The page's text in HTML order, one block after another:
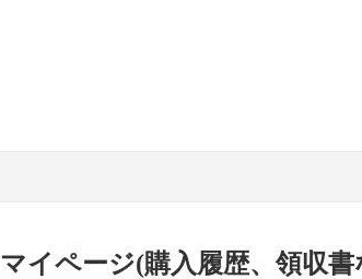
マイページ(購入履歴、領収書